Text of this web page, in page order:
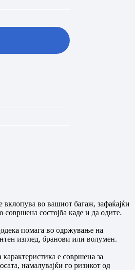
во вашиот багаж, зафаќајќи
состојба каде и да одите.
помага во одржување на
изглед, бранови или волумен.
е совршена за
намалувајќи го ризикот од